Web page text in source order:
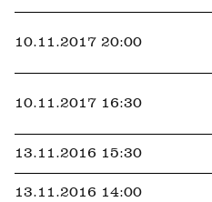
10.11.2017 20:00
10.11.2017 16:30
13.11.2016 15:30
13.11.2016 14:00